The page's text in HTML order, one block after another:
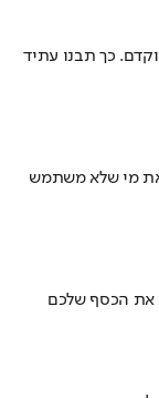
כך תבנו עתיד
את מי שלא משתמש
את הכסף שלכם